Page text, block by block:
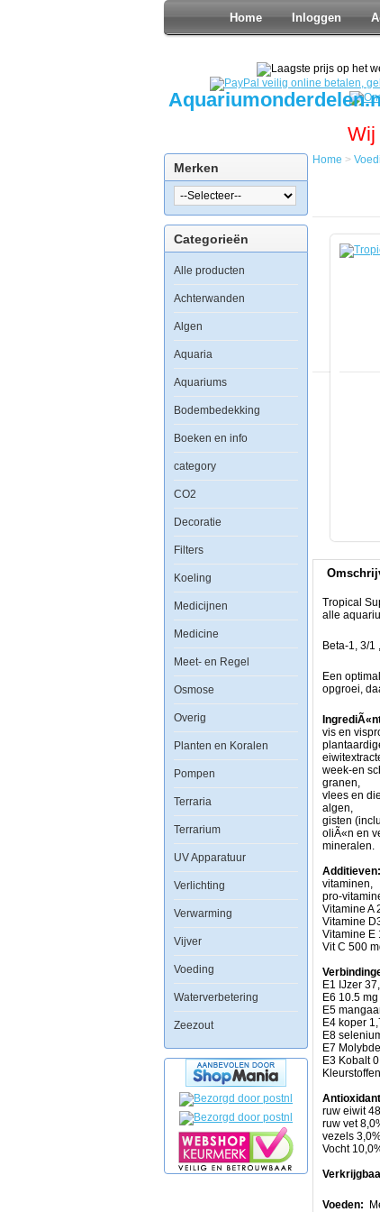
Home Inloggen
Wij
Merken
Categorieën
Alle producten
Achterwanden
Algen
Aquaria
Aquariums
Bodembedekking
Boeken en info
category
CO2
Decoratie
Filters
Koeling
Medicijnen
Medicine
Meet- en Regel
Osmose
Overig
Planten en Koralen
Pompen
Terraria
Terrarium
UV Apparatuur
Verlichting
Verwarming
Vijver
Voeding
Waterverbetering
Zeezout
Supervit
Multi
proteinerijk
van
de
kwaliteit
voor
3/1
,6-
glucaan
en
gestabiliseerde
vitamine
ondersteunen
het
Een
optimale
selectie
van
natuurlijke
voedingsrijke
ingredienten
garandeerd
een
goede
spijsvertering
en
gezonde
opgroei,
daar
de
vissen
met
de
voor
de
stofwisseling
benodigde
energie
worden
Home >
Tropical
alle
Beta-1, 3/
Een
opgroei,
vis en
week-en
granen,
vlees en
algen,
gisten
oliÃ«n en
mineralen.
Additieven:
vitaminen,
pro-
Vitamine A
Vitamine
Vitamine E
Vit C 500
E1 IJzer
E6 10.5
E5
E4 koper
E8
E7
E3 Kobalt
ruw eiwit
ruw vet
vezels
Vocht
Voeden: